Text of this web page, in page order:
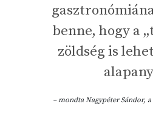
benne, hogy a
zöldség is
– mondta Nagypéter Sándor,